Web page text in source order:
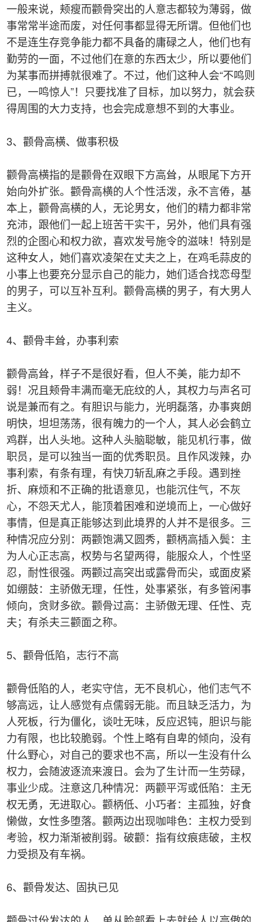
一般来说，颊瘦而颧骨突出的人意志都较为薄弱，做
事常常半途而废，对任何事都显得无所谓。但他们也
不是连生存竞争能力都不具备的庸碌之人，他们也有
勤劳的一面，不过他们在意的东西太少，所以要他们
为某事而拼搏就很难了。不过，他们这种人会“不鸣则
已，一鸣惊人”！只要找准了目标，加以努力，就会获
得周围的大力支持，也会完成意想不到的大事业。
3、颧骨高横、做事积极
颧骨高横指的是颧骨在双眼下方高耸，从眼尾下方开
始向外扩张。颧骨高横的人个性活泼，永不言倦，基
本上，颧骨高横的人，无论男女，他们的精力都非常
充沛，跟他们一起上班苦干实干，另外，他们具有强
烈的企图心和权力欲，喜欢发号施令的滋味！特别是
这种女人，她们喜欢凌架在丈夫之上，在鸡毛蒜皮的
小事上也要充分显示自己的能力，她们适合找恋母型
的男子，可以互补互利。颧骨高横的男子，有大男人
主义。
4、颧骨丰耸，办事利索
颧骨高耸，样子不是很好看，但人不美，能力却不
弱！况且颊骨丰满而毫无庇纹的人，其权力与声名可
说是兼而有之。有胆识与能力，光明磊落，办事爽朗
明快，坦坦荡荡，很有魄力的一个人，其人必会鹤立
鸡群，出人头地。这种人头脑聪敏，能见机行事，做
职员，是可以独当一面的优秀职员。且作风泼辣，办
事利索，有条有理，有快刀斩乱麻之手段。遇到挫
折、麻烦和不正确的批语意见，也能沉住气，不灰
心，不怨天尤人，能顶着困难和逆境而上，一心做好
事情，但是真正能够达到此境界的人并不是很多。三
种情况应分别：两颧饱满又圆秀，颧柄高插入鬓：主
为人心正志高，权势与名望两得，能服众人，个性坚
忍，耐性很强。两颧过高突出或露骨而尖，或面皮紧
如绷鼓：主骄傲无理，任性，处事紧张，有多管闲事
倾向，贪财多欲。颧骨过高：主骄傲无理、任性、克
夫；有杀夫三颧面之称。
5、颧骨低陷，志行不高
颧骨低陷的人，老实守信，无不良机心，他们志气不
够高远，让人感觉有点儒弱无能。而且缺乏活力，为
人死板，行为僵化，谈吐无味，反应迟钝，胆识与能
力有限，也比较脆弱。个性上略有自卑的倾向，没有
什么野心，对自己的要求也不高，所以一生没有什么
权力，会随波逐流来渡日。会为了生计而一生劳碌，
事业少成。注意这几种情况：两颧平泻或低陷：主无
权无勇，无进取心。颧柄低、小巧者：主孤独，好食
懒做，女性多堕落。颧两边出现咖啡色：主权力受到
考验，权力渐渐被削弱。破颧：指有纹痕痣破，主权
力受损及有车祸。
6、颧骨发达、固执已见